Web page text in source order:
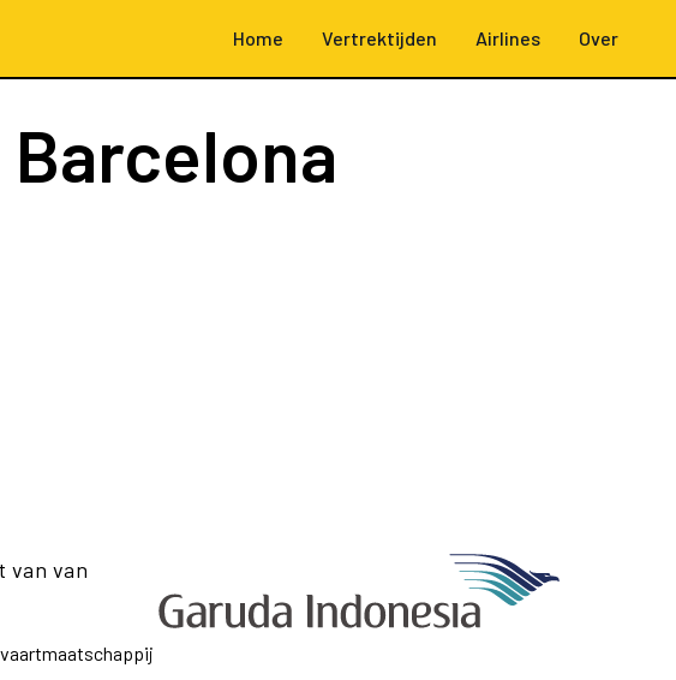
Home Vertrektijden Airlines Over
Barcelona
van van